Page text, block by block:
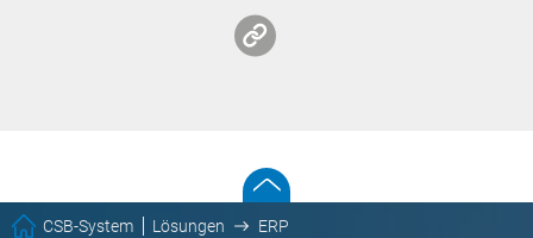
CSB-System Lösungen ERP